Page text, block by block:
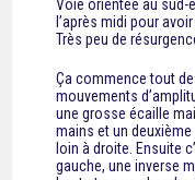
Voie orientée au sud-
l’après midi pour
Très peu de
Ça commence tout
mouvements
une grosse écaille
mains et un
loin à droite. Ensuite
gauche, une inverse